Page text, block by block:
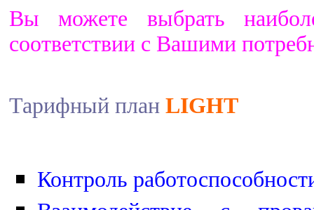
Вы можете выбрать
соответствии с Вашими
Тарифный план LIGHT
Контроль